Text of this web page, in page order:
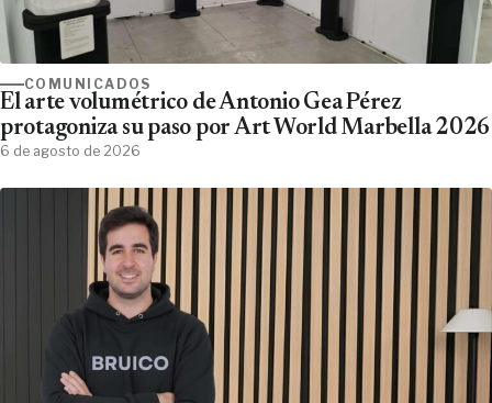
COMUNICADOS
El arte volumétrico de Antonio Gea Pérez
protagoniza su paso por Art World Marbella 2026
6 de agosto de 2026